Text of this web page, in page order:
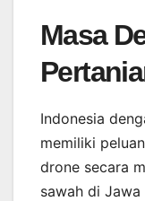
Masa
Indonesia
memiliki
drone secara
sawah di